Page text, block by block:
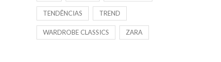
TENDÊNCIAS TREND
WARDROBE CLASSICS ZARA